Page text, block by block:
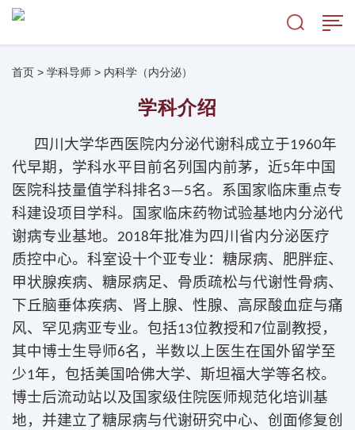
首页 > 学科导师 > 内科学（内分泌）
学科介绍
四川大学华西医院内分泌代谢科成立于1960年
代早期，学科水平目前名列国内前茅，近5年中国
医院科技量值学科排名3—5名。系国家临床重点专
科建设项目学科。国家临床药物试验基地内分泌代
谢病专业基地。 2018年批准为四川省内分泌医疗
质控中心。科室设十个亚专业：糖尿病、肥胖症、
甲状腺疾病、糖尿病足、骨质疏松与代谢性骨病、
下丘脑垂体疾病、肾上腺、性腺、高尿酸血症与痛
风、罕见病亚专业。包括13位教授和7位副教授，
其中博士生导师6名，半数以上医生在国外留学至
少1年，包括美国哈佛大学、斯坦福大学等名校。
博士后流动站以及国家级住院医师规范化培训基
地，并建立了糖尿病与代谢研究中心、创面修复创